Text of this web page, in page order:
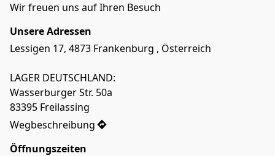
Wir freuen uns auf Ihren Besuch
Unsere Adressen
Lessigen 17, 4873 Frankenburg , Österreich
LAGER DEUTSCHLAND:
Wasserburger Str. 50a
83395 Freilassing
Wegbeschreibung
Öffnungszeiten